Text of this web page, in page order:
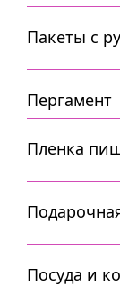
Пакеты с
Пергамент
Пленка
Посуда и